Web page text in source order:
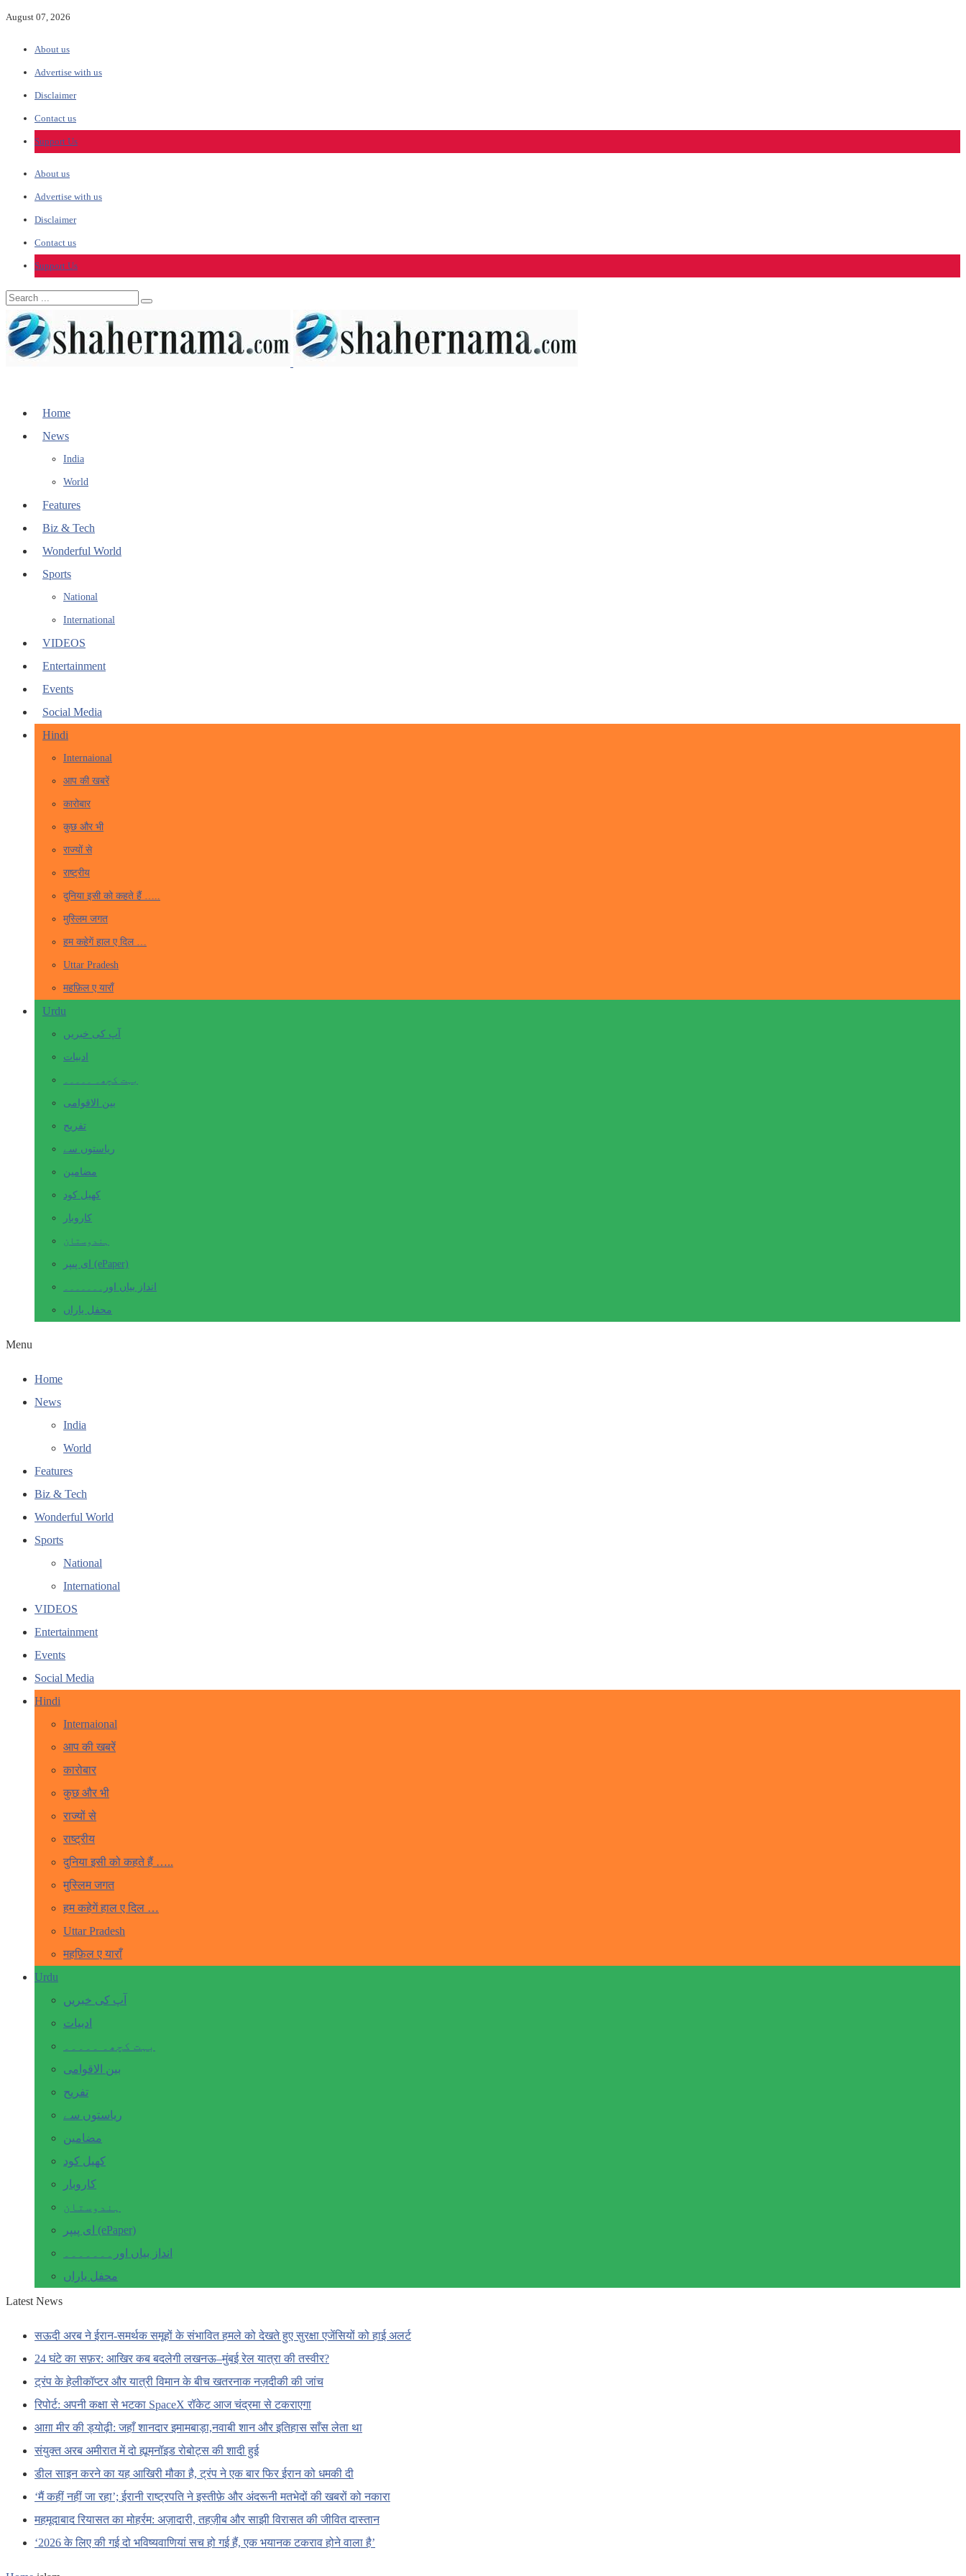
August 07, 2026
About us
Advertise with us
Disclaimer
Contact us
Support Us
About us
Advertise with us
Disclaimer
Contact us
Support Us
Home
News
India
World
Features
Biz & Tech
Wonderful World
Sports
National
International
VIDEOS
Entertainment
Events
Social Media
Hindi
Internaional
आप की खबरें
कारोबार
कुछ और भी
राज्यों से
राष्ट्रीय
दुनिया इसी को कहते हैं …..
मुस्लिम जगत
हम कहेगें हाल ए दिल …
Uttar Pradesh
महफ़िल ए याराँ
Urdu
آپ کی خبریں
ادبیات
بہت کچھ۔ ۔۔۔۔۔
بین الاقوامی
تفریح
ریاستوں سے
مضامین
کھیل کود
کاروبار
ہندوستان
ای پیپر (ePaper)
انداز بیاں اور۔۔۔۔۔۔۔
محفل یاراں
Menu
Home
News
India
World
Features
Biz & Tech
Wonderful World
Sports
National
International
VIDEOS
Entertainment
Events
Social Media
Hindi
Internaional
आप की खबरें
कारोबार
कुछ और भी
राज्यों से
राष्ट्रीय
दुनिया इसी को कहते हैं …..
मुस्लिम जगत
हम कहेगें हाल ए दिल …
Uttar Pradesh
महफ़िल ए याराँ
Urdu
آپ کی خبریں
ادبیات
بہت کچھ۔ ۔۔۔۔۔
بین الاقوامی
تفریح
ریاستوں سے
مضامین
کھیل کود
کاروبار
ہندوستان
ای پیپر (ePaper)
انداز بیاں اور۔۔۔۔۔۔۔
محفل یاراں
Latest News
सऊदी अरब ने ईरान-समर्थक समूहों के संभावित हमले को देखते हुए सुरक्षा एजेंसियों को हाई अलर्ट
24 घंटे का सफ़र: आखिर कब बदलेगी लखनऊ–मुंबई रेल यात्रा की तस्वीर?
ट्रंप के हेलीकॉप्टर और यात्री विमान के बीच खतरनाक नज़दीकी की जांच
रिपोर्ट: अपनी कक्षा से भटका SpaceX रॉकेट आज चंद्रमा से टकराएगा
आग़ा मीर की ड्योढ़ी: जहाँ शानदार इमामबाड़ा,नवाबी शान और इतिहास साँस लेता था
संयुक्त अरब अमीरात में दो ह्यूमनॉइड रोबोट्स की शादी हुई
डील साइन करने का यह आखिरी मौका है, ट्रंप ने एक बार फिर ईरान को धमकी दी
‘मैं कहीं नहीं जा रहा’; ईरानी राष्ट्रपति ने इस्तीफ़े और अंदरूनी मतभेदों की खबरों को नकारा
महमूदाबाद रियासत का मोहर्रम: अज़ादारी, तहज़ीब और साझी विरासत की जीवित दास्तान
‘2026 के लिए की गई दो भविष्यवाणियां सच हो गई हैं, एक भयानक टकराव होने वाला है’